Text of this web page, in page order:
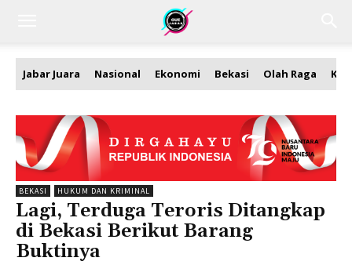
Jabar Juara Nasional Ekonomi Bekasi Olah Raga
BEKASI HUKUM DAN KRIMINAL
Lagi, Terduga Teroris Ditangkap
di Bekasi Berikut Barang
Buktinya